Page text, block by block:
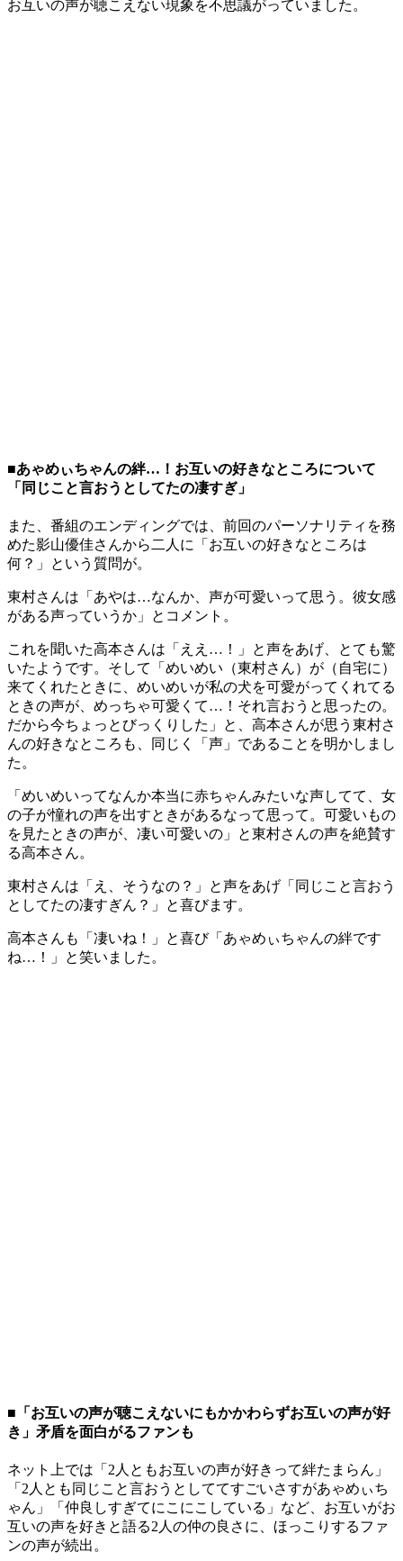
お互いの声が聴こえない現象を不思議がっていました。
■あゃめぃちゃんの絆…！お互いの好きなところについて
「同じこと言おうとしてたの凄すぎ」
また、番組のエンディングでは、前回のパーソナリティを務
めた影山優佳さんから二人に「お互いの好きなところは
何？」という質問が。
東村さんは「あやは…なんか、声が可愛いって思う。彼女感
がある声っていうか」とコメント。
これを聞いた高本さんは「ええ…！」と声をあげ、とても驚
いたようです。そして「めいめい（東村さん）が（自宅に）
来てくれたときに、めいめいが私の犬を可愛がってくれてる
ときの声が、めっちゃ可愛くて…！それ言おうと思ったの。
だから今ちょっとびっくりした」と、高本さんが思う東村さ
んの好きなところも、同じく「声」であることを明かしまし
た。
「めいめいってなんか本当に赤ちゃんみたいな声してて、女
の子が憧れの声を出すときがあるなって思って。可愛いもの
を見たときの声が、凄い可愛いの」と東村さんの声を絶賛す
る高本さん。
東村さんは「え、そうなの？」と声をあげ「同じこと言おう
としてたの凄すぎん？」と喜びます。
高本さんも「凄いね！」と喜び「あゃめぃちゃんの絆です
ね…！」と笑いました。
■「お互いの声が聴こえないにもかかわらずお互いの声が好
き」矛盾を面白がるファンも
ネット上では「2人ともお互いの声が好きって絆たまらん」
「2人とも同じこと言おうとしててすごいさすがあゃめぃち
ゃん」「仲良しすぎてにこにこしている」など、お互いがお
互いの声を好きと語る2人の仲の良さに、ほっこりするファ
ンの声が続出。